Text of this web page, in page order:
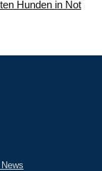
Hunden in Not